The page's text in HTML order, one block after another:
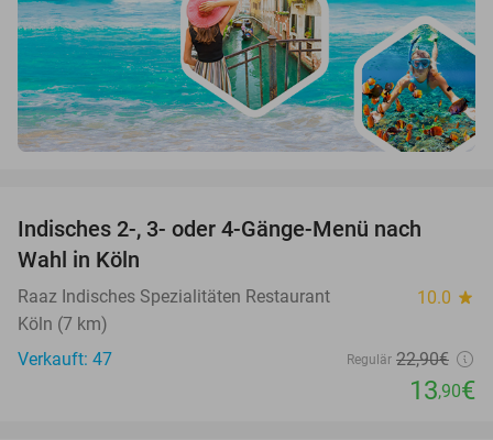
Indisches 2-, 3- oder 4-Gänge-Menü nach
Wahl in Köln
Raaz Indisches Spezialitäten Restaurant 10.0 star
Köln (7 km)
Verkauft: 47
Regulär 22,90€
13,90€